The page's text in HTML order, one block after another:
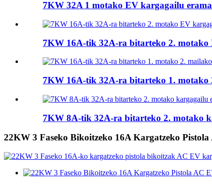
7KW 32A 1 motako EV kargagailu
7KW 16A-tik 32A-ra bitarteko 2.
7KW 16A-tik 32A-ra bitarteko 1.
7KW 8A-tik 32A-ra bitarteko 2. motako
22KW 3 Faseko Bikoitzeko 16A Kargatzeko